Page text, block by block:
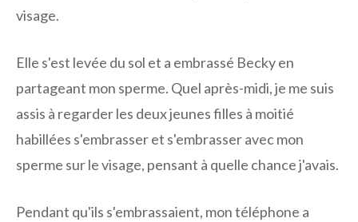
visage.
Elle s'est levée du sol et a embrassé Becky en
partageant mon sperme. Quel après-midi, je me suis
assis à regarder les deux jeunes filles à moitié
habillées s'embrasser et s'embrasser avec mon
sperme sur le visage, pensant à quelle chance j'avais.
Pendant qu'ils s'embrassaient, mon téléphone a